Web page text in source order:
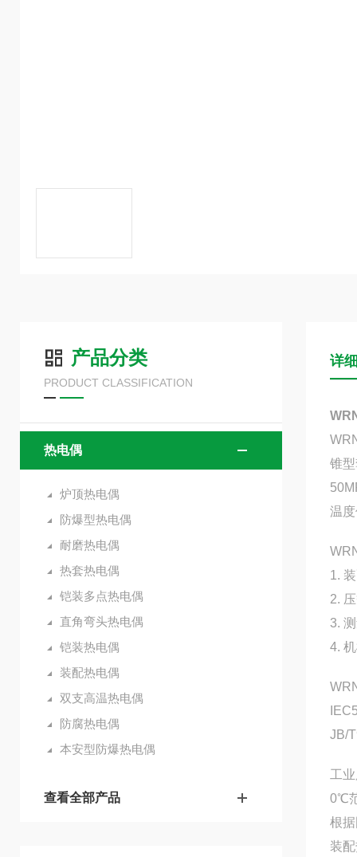
产品分类
PRODUCT CLASSIFICATION
热电偶
炉顶热电偶
防爆型热电偶
耐磨热电偶
热套热电偶
铠装多点热电偶
直角弯头热电偶
铠装热电偶
装配热电偶
双支高温热电偶
防腐热电偶
本安型防爆热电偶
查看全部产品
详
锥
温
1.
2.
3.
4.
JB/
工
0℃
根
装